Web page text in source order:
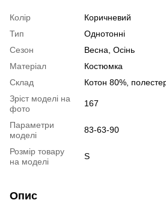
Колір
Коричневий
Тип
Однотонні
Сезон
Весна, Осінь
Матеріал
Костюмка
Склад
Котон 80%,
Зріст моделі на
фото
167
Параметри
моделі
83-63-90
Розмір товару
на моделі
S
Опис